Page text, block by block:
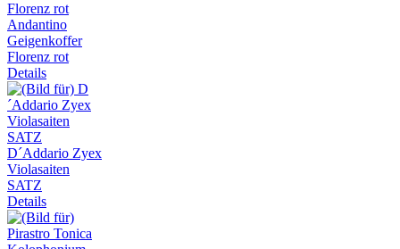
Andantino
Geigenkoffer
Florenz rot
Details
D´Addario Zyex
Violasaiten
SATZ
Details